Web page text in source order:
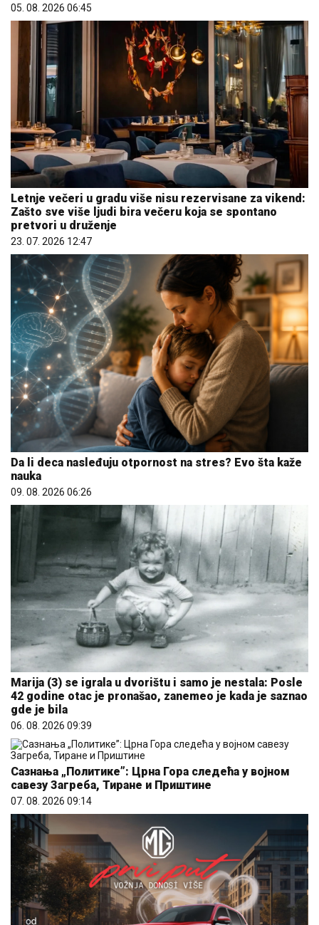
05. 08. 2026 06:45
Letnje večeri u gradu više nisu rezervisane za vikend:
Zašto sve više ljudi bira večeru koja se spontano
pretvori u druženje
23. 07. 2026 12:47
Da li deca nasleđuju otpornost na stres? Evo šta kaže
nauka
09. 08. 2026 06:26
Marija (3) se igrala u dvorištu i samo je nestala: Posle
42 godine otac je pronašao, zanemeo je kada je saznao
gde je bila
06. 08. 2026 09:39
Сазнања „Политике”: Црна Гора следећа у војном
савезу Загреба, Тиране и Приштине
07. 08. 2026 09:14